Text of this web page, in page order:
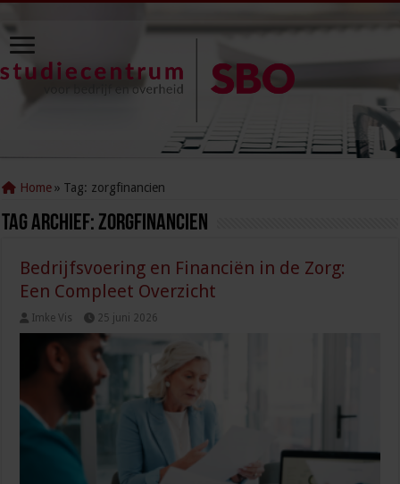
Home » Tag: zorgfinancien
Tag Archief:zorgfinancien
Bedrijfsvoering en Financiën in de Zorg:
Een Compleet Overzicht
Imke Vis 25 juni 2026